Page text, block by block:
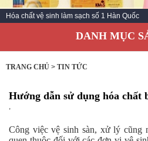
TIN TỨC
LIÊN HỆ
Hóa chất tẩy rửa vệ sinh cao cấp Korea
DANH MỤC
TRANG CHỦ > TIN TỨC
Hướng dẫn sử dụng hóa chất
,
Công việc vệ sinh sàn, xử lý cũng